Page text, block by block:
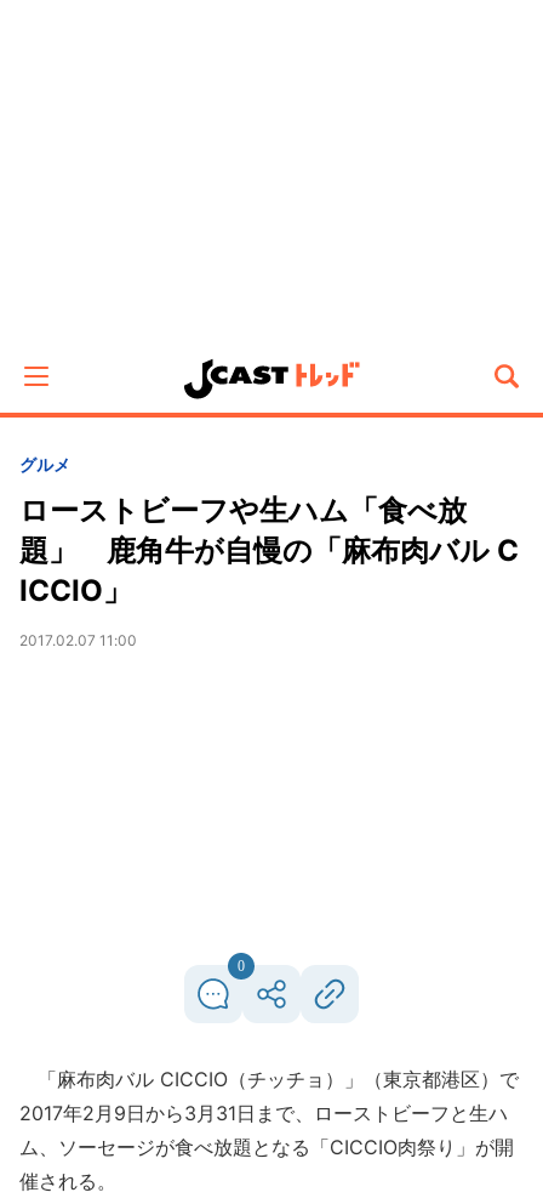
グルメ
ローストビーフや生ハム「食べ放
題」 鹿角牛が自慢の「麻布肉バル C
ICCIO」
2017.02.07 11:00
0
「麻布肉バル CICCIO（チッチョ）」（東京都港区）で
2017年2月9日から3月31日まで、ローストビーフと生ハ
ム、ソーセージが食べ放題となる「CICCIO肉祭り」が開
催される。